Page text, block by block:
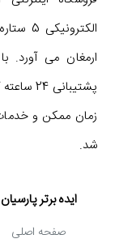
زمان ممکن و
شد.
ایده برتر پارسیان
صفحه اصلی